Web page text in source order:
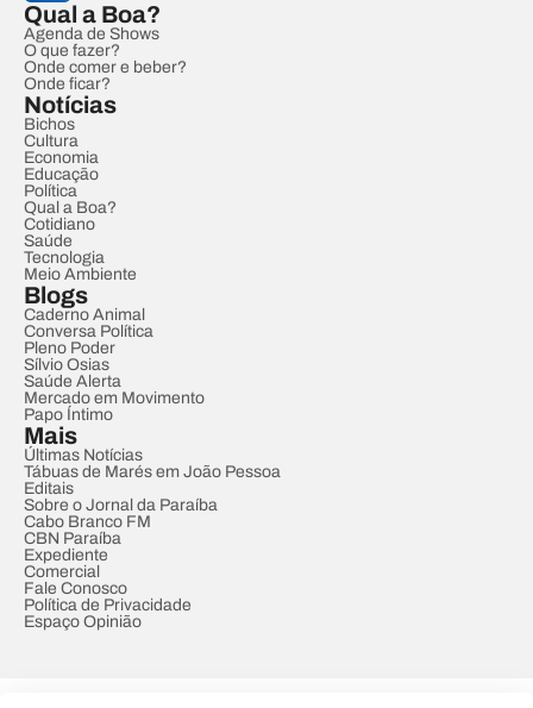
Qual a Boa?
Agenda de Shows
O que fazer?
Onde comer e beber?
Onde ficar?
Notícias
Bichos
Cultura
Economia
Educação
Política
Qual a Boa?
Cotidiano
Saúde
Tecnologia
Meio Ambiente
Blogs
Caderno Animal
Conversa Política
Pleno Poder
Sílvio Osias
Saúde Alerta
Mercado em Movimento
Papo Íntimo
Mais
Últimas Notícias
Tábuas de Marés em João Pessoa
Editais
Sobre o Jornal da Paraíba
Cabo Branco FM
CBN Paraíba
Expediente
Comercial
Fale Conosco
Política de Privacidade
Espaço Opinião